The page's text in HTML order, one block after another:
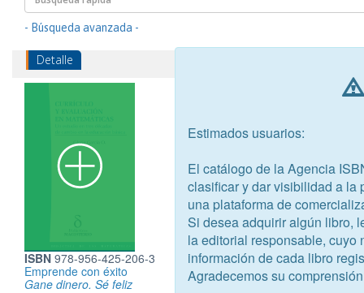
- Búsqueda avanzada -
Detalle
ISBN 978-956-425-206-3
Emprende con éxito
Gane dinero. Sé feliz
Estimados usuarios:
El catálogo de la Agencia
clasificar y dar visibilidad a la
una plataforma de
Si desea adquirir algún libro,
la editorial responsable, cuyo
información de cada libro
Agradecemos su